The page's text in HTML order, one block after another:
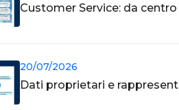
Customer Service: da
20/07/2026
Dati proprietari e